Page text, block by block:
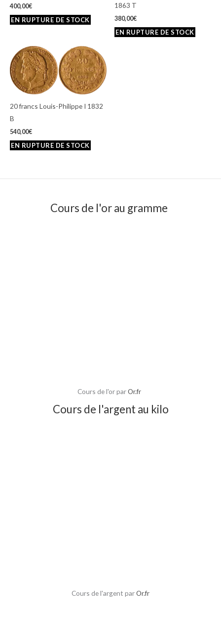
400,00€
1863 T
380,00€
20 francs Louis-Philippe I 1832
B
540,00€
Cours de l'or au gramme
Cours de l'or parOr.fr
Cours de l'argent au kilo
Cours de l'argent parOr.fr